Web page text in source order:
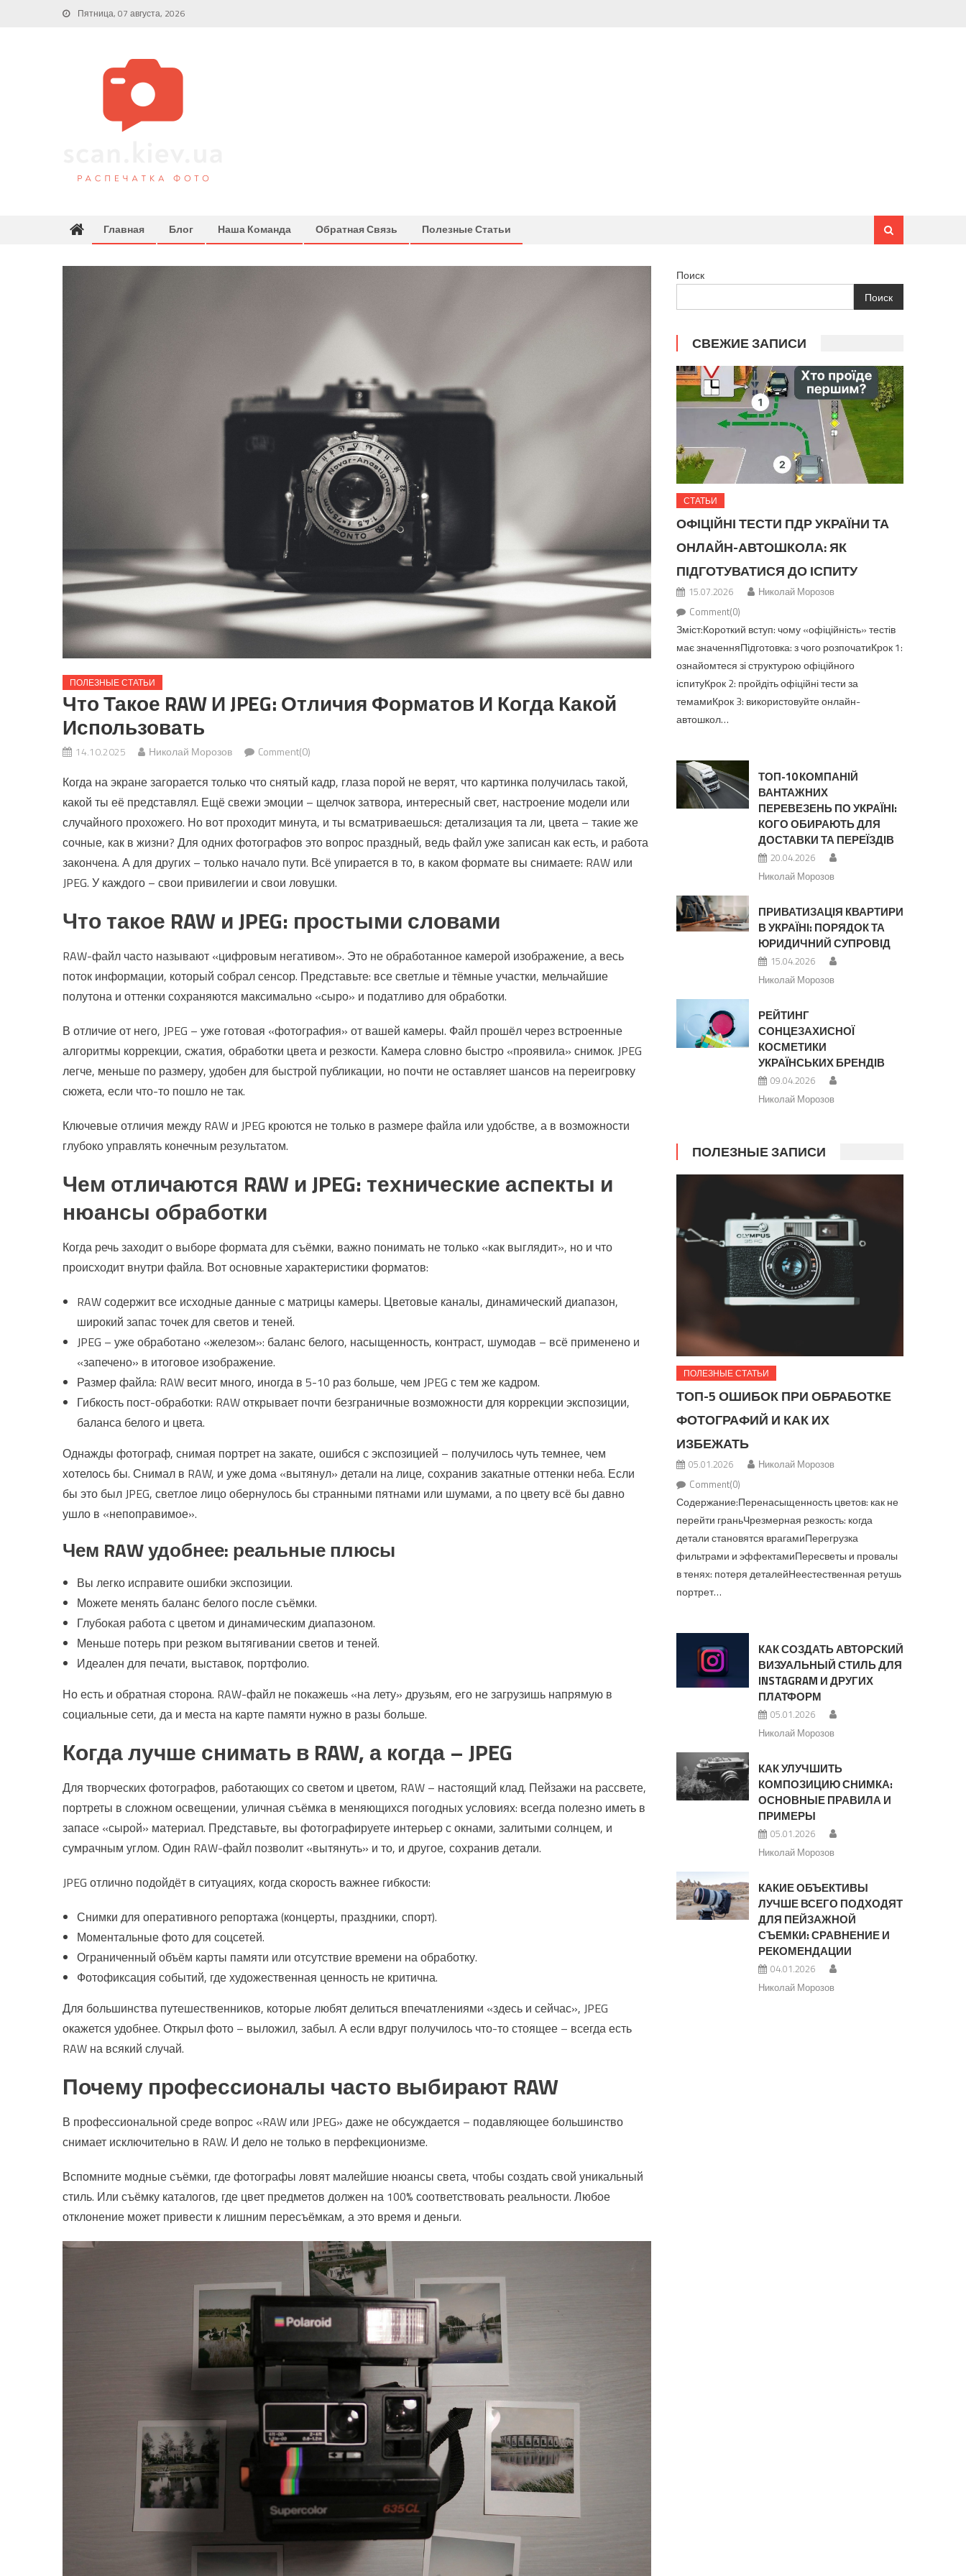
Пятница, 07 августа, 2026
Главная Блог Наша Команда Обратная Связь Полезные Статьи
ПОЛЕЗНЫЕ СТАТЬИ
Что Такое RAW И JPEG: Отличия Форматов И Когда Какой
Использовать
14.10.2025 Николай Морозов Comment(0)
Когда на экране загорается только что снятый кадр, глаза порой не верят, что картинка получилась такой,
какой ты её представлял. Ещё свежи эмоции – щелчок затвора, интересный свет, настроение модели или
случайного прохожего. Но вот проходит минута, и ты всматриваешься: детализация та ли, цвета – такие же
сочные, как в жизни? Для одних фотографов это вопрос праздный, ведь файл уже записан как есть, и работа
закончена. А для других – только начало пути. Всё упирается в то, в каком формате вы снимаете: RAW или
JPEG. У каждого – свои привилегии и свои ловушки.
Что такое RAW и JPEG: простыми словами
RAW-файл часто называют «цифровым негативом». Это не обработанное камерой изображение, а весь
поток информации, который собрал сенсор. Представьте: все светлые и тёмные участки, мельчайшие
полутона и оттенки сохраняются максимально «сыро» и податливо для обработки.
В отличие от него, JPEG – уже готовая «фотография» от вашей камеры. Файл прошёл через встроенные
алгоритмы коррекции, сжатия, обработки цвета и резкости. Камера словно быстро «проявила» снимок. JPEG
легче, меньше по размеру, удобен для быстрой публикации, но почти не оставляет шансов на переигровку
сюжета, если что-то пошло не так.
Ключевые отличия между RAW и JPEG кроются не только в размере файла или удобстве, а в возможности
глубоко управлять конечным результатом.
Чем отличаются RAW и JPEG: технические аспекты и
нюансы обработки
Когда речь заходит о выборе формата для съёмки, важно понимать не только «как выглядит», но и что
происходит внутри файла. Вот основные характеристики форматов:
RAW содержит все исходные данные с матрицы камеры. Цветовые каналы, динамический диапазон,
широкий запас точек для светов и теней.
JPEG – уже обработано «железом»: баланс белого, насыщенность, контраст, шумодав – всё применено и
«запечено» в итоговое изображение.
Размер файла: RAW весит много, иногда в 5-10 раз больше, чем JPEG с тем же кадром.
Гибкость пост-обработки: RAW открывает почти безграничные возможности для коррекции экспозиции,
баланса белого и цвета.
Однажды фотограф, снимая портрет на закате, ошибся с экспозицией – получилось чуть темнее, чем
хотелось бы. Снимал в RAW, и уже дома «вытянул» детали на лице, сохранив закатные оттенки неба. Если
бы это был JPEG, светлое лицо обернулось бы странными пятнами или шумами, а по цвету всё бы давно
ушло в «непоправимое».
Чем RAW удобнее: реальные плюсы
Вы легко исправите ошибки экспозиции.
Можете менять баланс белого после съёмки.
Глубокая работа с цветом и динамическим диапазоном.
Меньше потерь при резком вытягивании светов и теней.
Идеален для печати, выставок, портфолио.
Но есть и обратная сторона. RAW-файл не покажешь «на лету» друзьям, его не загрузишь напрямую в
социальные сети, да и места на карте памяти нужно в разы больше.
Когда лучше снимать в RAW, а когда – JPEG
Для творческих фотографов, работающих со светом и цветом, RAW – настоящий клад. Пейзажи на рассвете,
портреты в сложном освещении, уличная съёмка в меняющихся погодных условиях: всегда полезно иметь в
запасе «сырой» материал. Представьте, вы фотографируете интерьер с окнами, залитыми солнцем, и
сумрачным углом. Один RAW-файл позволит «вытянуть» и то, и другое, сохранив детали.
JPEG отлично подойдёт в ситуациях, когда скорость важнее гибкости:
Снимки для оперативного репортажа (концерты, праздники, спорт).
Моментальные фото для соцсетей.
Ограниченный объём карты памяти или отсутствие времени на обработку.
Фотофиксация событий, где художественная ценность не критична.
Для большинства путешественников, которые любят делиться впечатлениями «здесь и сейчас», JPEG
окажется удобнее. Открыл фото – выложил, забыл. А если вдруг получилось что-то стоящее – всегда есть
RAW на всякий случай.
Почему профессионалы часто выбирают RAW
В профессиональной среде вопрос «RAW или JPEG» даже не обсуждается – подавляющее большинство
снимает исключительно в RAW. И дело не только в перфекционизме.
Вспомните модные съёмки, где фотографы ловят малейшие нюансы света, чтобы создать свой уникальный
стиль. Или съёмку каталогов, где цвет предметов должен на 100% соответствовать реальности. Любое
отклонение может привести к лишним пересъёмкам, а это время и деньги.
Поиск
Поиск
СВЕЖИЕ ЗАПИСИ
СТАТЬИ
ОФІЦІЙНІ ТЕСТИ ПДР УКРАЇНИ ТА
ОНЛАЙН-АВТОШКОЛА: ЯК
ПІДГОТУВАТИСЯ ДО ІСПИТУ
15.07.2026
Николай Морозов
Comment(0)
Зміст:Короткий вступ: чому «офіційність» тестів
має значенняПідготовка: з чого розпочатиКрок 1:
ознайомтеся зі структурою офіційного
іспитуКрок 2: пройдіть офіційні тести за
темамиКрок 3: використовуйте онлайн-
автошкол…
ТОП-10 КОМПАНІЙ
ВАНТАЖНИХ
ПЕРЕВЕЗЕНЬ ПО УКРАЇНІ:
КОГО ОБИРАЮТЬ ДЛЯ
ДОСТАВКИ ТА ПЕРЕЇЗДІВ
20.04.2026
Николай Морозов
ПРИВАТИЗАЦІЯ КВАРТИРИ
В УКРАЇНІ: ПОРЯДОК ТА
ЮРИДИЧНИЙ СУПРОВІД
15.04.2026
Николай Морозов
РЕЙТИНГ
СОНЦЕЗАХИСНОЇ
КОСМЕТИКИ
УКРАЇНСЬКИХ БРЕНДІВ
09.04.2026
Николай Морозов
ПОЛЕЗНЫЕ ЗАПИСИ
ПОЛЕЗНЫЕ СТАТЬИ
ТОП-5 ОШИБОК ПРИ ОБРАБОТКЕ
ФОТОГРАФИЙ И КАК ИХ
ИЗБЕЖАТЬ
05.01.2026
Николай Морозов
Comment(0)
Содержание:Перенасыщенность цветов: как не
перейти граньЧрезмерная резкость: когда
детали становятся врагамиПерегрузка
фильтрами и эффектамиПересветы и провалы
в тенях: потеря деталейНеестественная ретушь
портрет…
КАК СОЗДАТЬ АВТОРСКИЙ
ВИЗУАЛЬНЫЙ СТИЛЬ ДЛЯ
INSTAGRAM И ДРУГИХ
ПЛАТФОРМ
05.01.2026
Николай Морозов
КАК УЛУЧШИТЬ
КОМПОЗИЦИЮ СНИМКА:
ОСНОВНЫЕ ПРАВИЛА И
ПРИМЕРЫ
05.01.2026
Николай Морозов
КАКИЕ ОБЪЕКТИВЫ
ЛУЧШЕ ВСЕГО ПОДХОДЯТ
ДЛЯ ПЕЙЗАЖНОЙ
СЪЕМКИ: СРАВНЕНИЕ И
РЕКОМЕНДАЦИИ
04.01.2026
Николай Морозов